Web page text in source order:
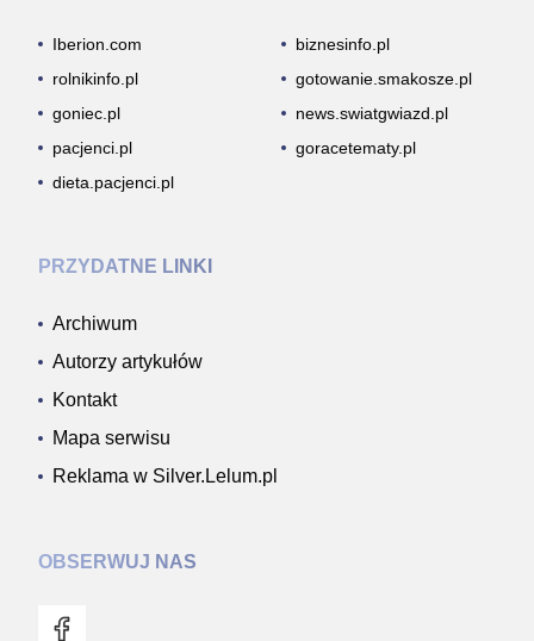
Iberion.com
biznesinfo.pl
rolnikinfo.pl
gotowanie.smakosze.pl
goniec.pl
news.swiatgwiazd.pl
pacjenci.pl
goracetematy.pl
dieta.pacjenci.pl
PRZYDATNE LINKI
Archiwum
Autorzy artykułów
Kontakt
Mapa serwisu
Reklama w Silver.Lelum.pl
OBSERWUJ NAS